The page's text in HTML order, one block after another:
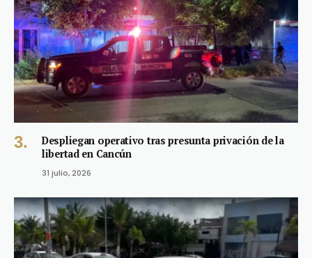
Despliegan operativo tras presunta privación de la
libertad en Cancún
31 julio, 2026